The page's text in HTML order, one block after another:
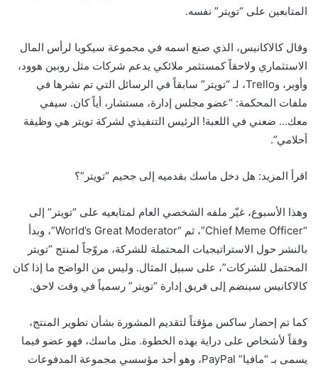
المتابعين على “تويتر” نفسه.
وقال كالاكانيس، الذي صنع اسمه في مجموعة سيكويا لرأس المال
الاستثماري ولاحقاً كمستثمر ملائكي يدعم شركات مثل روبين هوود،
وأوبر، وTrello، لـ “تويتر” سابقاً في الرسائل التي تم نشرها في
ملفات المحكمة: “عضو مجلس إدارة، مستشار، أياً كان. سيفي
معك… ضعني في اللعبة! الرئيس التنفيذي لشركة تويتر هي وظيفة
أحلامي”.
اقرأ المزيد: هل دخل ماسك بقدميه إلى جحيم “تويتر”؟
وهذا الأسبوع، غيّر ملفه الشخصي العام لمتابعيه على “تويتر” إلى
“Chief Meme Officer”، ثم “World’s Great Moderator”، وبدأ
بالنشر حول الاستراتيجيات المحتملة للشركة، مروّجاً لمنتج “تويتر
المحتمل للشركات”، على سبيل المثال. وليس من الواضح ما إذا كان
كالاكانيس سينضم إلى فريق إدارة “تويتر” رسمياً في وقت لاحق.
كما تم إحضار ساكس مؤقتاً لتقديم المشورة بشأن تطوير المنتج،
وفقاً لأشخاص على دراية بهذه الخطوة. مثل ماسك، فهو عضو فيما
يسمى بـ “مافيا” PayPal، وهو أحد مؤسسي مجموعة المدفوعات